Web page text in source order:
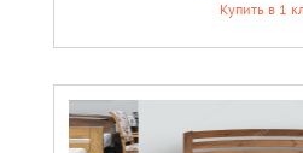
Купить в 1
новинка